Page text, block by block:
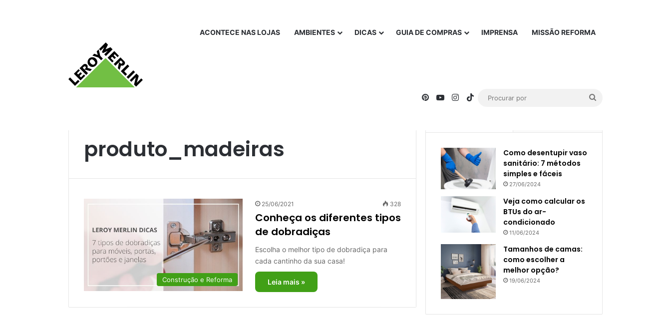
ACONTECE NAS LOJAS AMBIENTES DICAS GUIA DE COMPRAS IMPRENSA MISSÃO REFORMA
PinterestYouTubeInstagram
TikTok
produto_madeiras
Construção e Reforma
25/06/2021 328
Conheça os diferentes tipos
de dobradiças
Escolha o melhor tipo de dobradiça para
cada cantinho da sua casa!
Leia mais »
Como desentupir vaso
sanitário: 7 métodos
simples e fáceis
27/06/2024
Veja como calcular os
BTUs do ar-
condicionado
11/06/2024
Tamanhos de camas:
como escolher a
melhor opção?
19/06/2024